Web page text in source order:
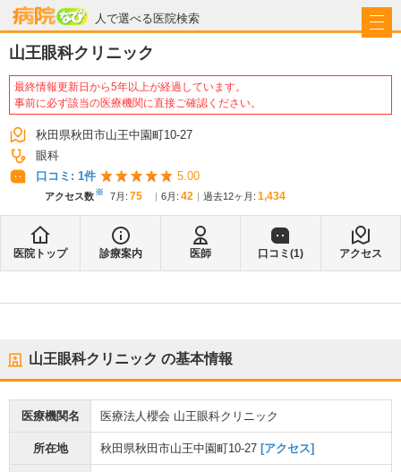
人で選べる医院検索
病院なび
山王眼科クリニック
最終情報更新日から5年以上が経過しています。
事前に必ず該当の医療機関に直接ご確認ください。
秋田県秋田市山王中園町10-27
眼科
口コミ: 1件 5.00
アクセス数※ 7月 : 75 6月 : 42 過去12ヶ月: 1,434
医院トップ 診療案内 医師 口コミ(1) アクセス
山王眼科クリニック の基本情報
医療機関名 医療法人櫻会 山王眼科クリニック
所在地 秋田県秋田市山王中園町10-27 [アクセス]